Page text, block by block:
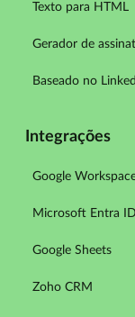
Texto para HTML
Gerador de
Baseado no
Integrações
Google
Microsoft Entra ID
Google Sheets
Zoho CRM